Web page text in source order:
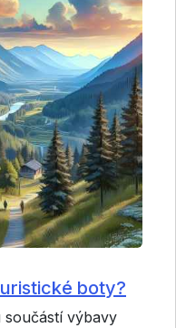
boty?
výbavy